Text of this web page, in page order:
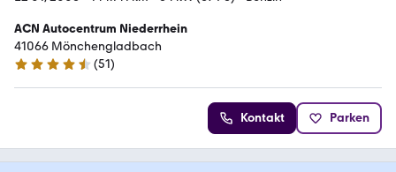
ACN Autocentrum Niederrhein
41066 Mönchengladbach
4.6 Sterne
(51)
Kontakt Parken